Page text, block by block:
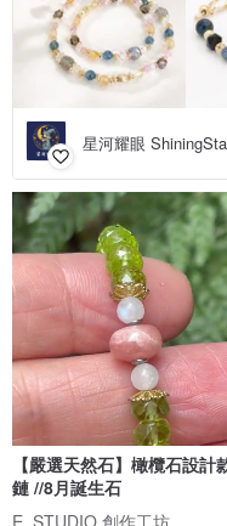
星河耀眼
【嚴選天然石】橄欖石設計
鏈 //8月誕生石
E. STUDIO 創作工坊